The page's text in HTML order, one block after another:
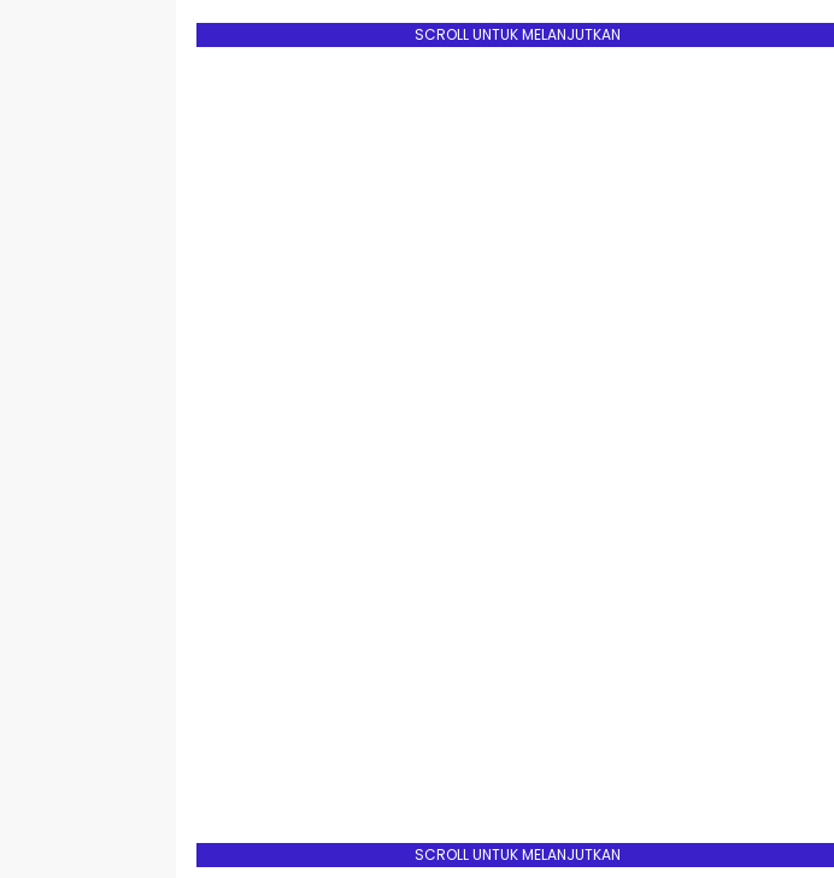
SCROLL UNTUK MELANJUTKAN
SCROLL UNTUK MELANJUTKAN